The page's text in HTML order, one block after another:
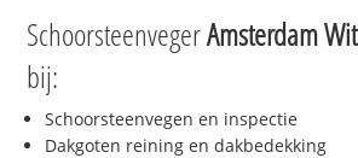
SchoorsteenvegerAmsterdam
bij:
Schoorsteenvegen en inspectie
Dakgoten reining en dakbedekking